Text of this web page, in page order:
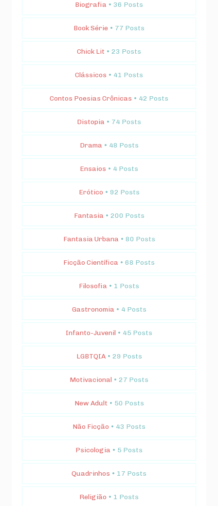
Biografia • 36 Posts
Book Série • 77 Posts
Chick Lit • 23 Posts
Clássicos • 41 Posts
Contos Poesias Crônicas • 42 Posts
Distopia • 74 Posts
Drama • 48 Posts
Ensaios • 4 Posts
Erótico • 92 Posts
Fantasia • 200 Posts
Fantasia Urbana • 80 Posts
Ficção Científica • 68 Posts
Filosofia • 1 Posts
Gastronomia • 4 Posts
Infanto-Juvenil • 45 Posts
LGBTQIA • 29 Posts
Motivacional • 27 Posts
New Adult • 50 Posts
Não Ficção • 43 Posts
Psicologia • 5 Posts
Quadrinhos • 17 Posts
Religião • 1 Posts